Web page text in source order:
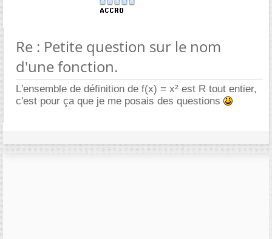
Re : Petite question sur le nom
d'une fonction.
L'ensemble de définition de f(x) = x² est R tout entier,
c'est pour ça que je me posais des questions